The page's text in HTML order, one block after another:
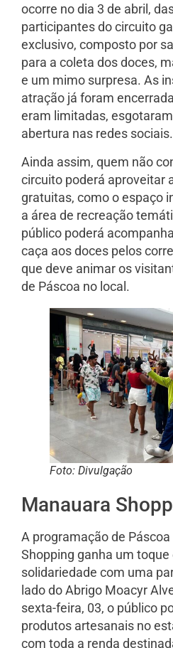
ocorre no dia 3 de abril,
participantes do circuito
exclusivo, composto por
para a coleta dos doces,
e um mimo surpresa. As
atração já foram
eram limitadas,
abertura nas redes sociais.
Ainda assim, quem não
circuito poderá aproveitar
gratuitas, como o espaço
a área de recreação
público poderá
caça aos doces pelos
que deve animar os
de Páscoa no local.
Foto: Divulgação
Manauara
A programação de
Shopping ganha um toque
solidariedade com uma
lado do Abrigo Moacyr
sexta-feira, 03, o público
produtos artesanais no
com toda a renda